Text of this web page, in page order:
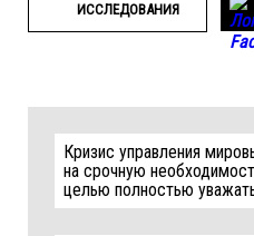
ИССЛЕДОВАНИЯ
Кризис управления
на срочную
целью полностью